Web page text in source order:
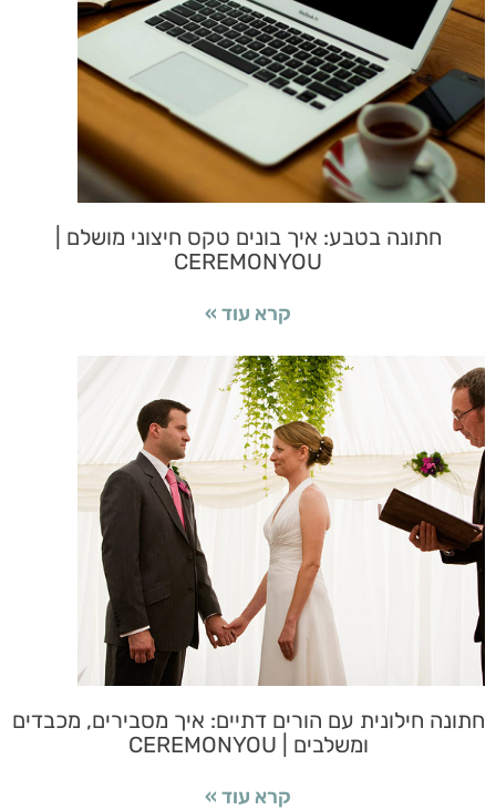
חתונה בטבע: איך בונים טקס חיצוני מושלם |
CEREMONYOU
קרא עוד »
חתונה חילונית עם הורים דתיים: איך מסבירים, מכבדים
ומשלבים | CEREMONYOU
קרא עוד »